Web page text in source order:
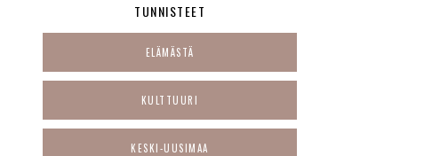
TUNNISTEET
ELÄMÄSTÄ
KULTTUURI
KESKI-UUSIMAA